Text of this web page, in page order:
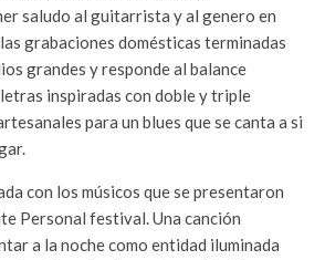
saludo al guitarrista y al genero en
grabaciones domésticas terminadas
grandes y responde al balance
inspiradas con doble y triple
para un blues que se canta a si
con los músicos que se presentaron
Personal festival. Una canción
a la noche como entidad iluminada